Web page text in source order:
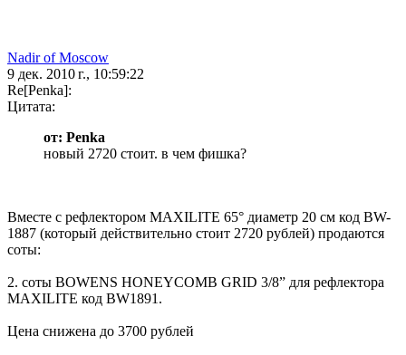
Nadir of Moscow
9 дек. 2010 г., 10:59:22
Re[Penka]:
Цитата:
от: Penka
новый 2720 стоит. в чем фишка?
Вместе с рефлектором MAXILITE 65° диаметр 20 см код BW-
1887 (который действительно стоит 2720 рублей) продаются
соты:
2. соты BOWENS HONEYCOMB GRID 3/8” для рефлектора
MAXILITE код BW1891.
Цена снижена до 3700 рублей